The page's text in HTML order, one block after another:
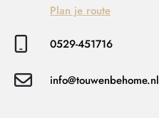
Plan je route
0529-451716
info@touwenbehome.nl